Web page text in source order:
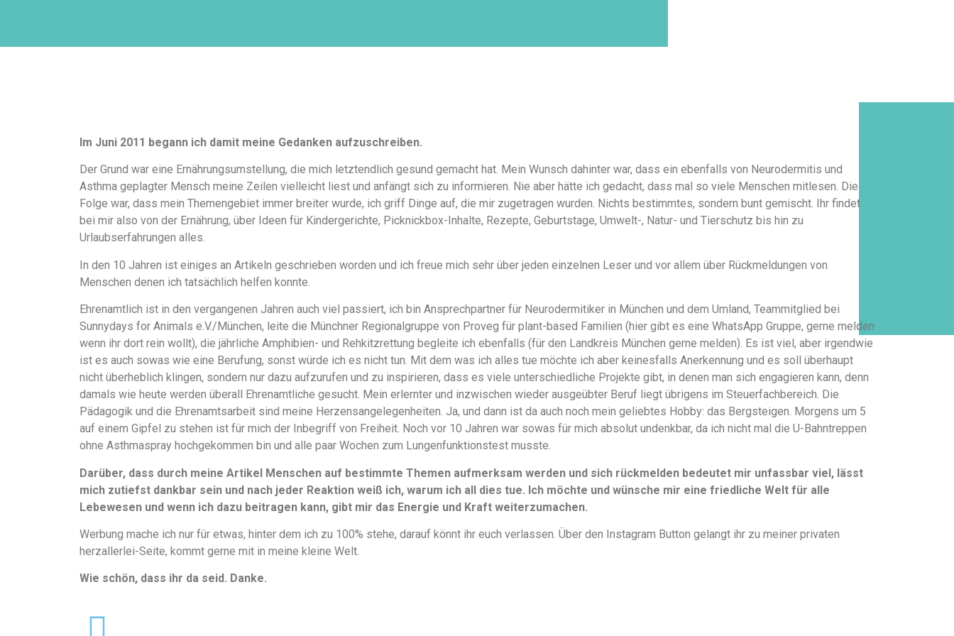
Im Juni 2011 begann ich damit meine Gedanken aufzuschreiben.
Der Grund war eine Ernährungsumstellung, die mich letztendlich gesund gemacht hat. Mein Wunsch dahinter war, dass ein ebenfalls von Neurodermitis und
Asthma geplagter Mensch meine Zeilen vielleicht liest und anfängt sich zu informieren. Nie aber hätte ich gedacht, dass mal so viele Menschen mitlesen. Die
Folge war, dass mein Themengebiet immer breiter wurde, ich griff Dinge auf, die mir zugetragen wurden. Nichts bestimmtes, sondern bunt gemischt. Ihr findet
bei mir also von der Ernährung, über Ideen für Kindergerichte, Picknickbox-Inhalte, Rezepte, Geburtstage, Umwelt-, Natur- und Tierschutz bis hin zu
Urlaubserfahrungen alles.
In den 10 Jahren ist einiges an Artikeln geschrieben worden und ich freue mich sehr über jeden einzelnen Leser und vor allem über Rückmeldungen von
Menschen denen ich tatsächlich helfen konnte.
Ehrenamtlich ist in den vergangenen Jahren auch viel passiert, ich bin Ansprechpartner für Neurodermitiker in München und dem Umland, Teammitglied bei
Sunnydays for Animals e.V./München, leite die Münchner Regionalgruppe von Proveg für plant-based Familien (hier gibt es eine WhatsApp Gruppe, gerne melden
wenn ihr dort rein wollt), die jährliche Amphibien- und Rehkitzrettung begleite ich ebenfalls (für den Landkreis München gerne melden). Es ist viel, aber irgendwie
ist es auch sowas wie eine Berufung, sonst würde ich es nicht tun. Mit dem was ich alles tue möchte ich aber keinesfalls Anerkennung und es soll überhaupt
nicht überheblich klingen, sondern nur dazu aufzurufen und zu inspirieren, dass es viele unterschiedliche Projekte gibt, in denen man sich engagieren kann, denn
damals wie heute werden überall Ehrenamtliche gesucht. Mein erlernter und inzwischen wieder ausgeübter Beruf liegt übrigens im Steuerfachbereich. Die
Pädagogik und die Ehrenamtsarbeit sind meine Herzensangelegenheiten. Ja, und dann ist da auch noch mein geliebtes Hobby: das Bergsteigen. Morgens um 5
auf einem Gipfel zu stehen ist für mich der Inbegriff von Freiheit. Noch vor 10 Jahren war sowas für mich absolut undenkbar, da ich nicht mal die U-Bahntreppen
ohne Asthmaspray hochgekommen bin und alle paar Wochen zum Lungenfunktionstest musste.
Darüber, dass durch meine Artikel Menschen auf bestimmte Themen aufmerksam werden und sich rückmelden bedeutet mir unfassbar viel, lässt
mich zutiefst dankbar sein und nach jeder Reaktion weiß ich, warum ich all dies tue. Ich möchte und wünsche mir eine friedliche Welt für alle
Lebewesen und wenn ich dazu beitragen kann, gibt mir das Energie und Kraft weiterzumachen.
Werbung mache ich nur für etwas, hinter dem ich zu 100% stehe, darauf könnt ihr euch verlassen. Über den Instagram Button gelangt ihr zu meiner privaten
herzallerlei-Seite, kommt gerne mit in meine kleine Welt.
Wie schön, dass ihr da seid. Danke.